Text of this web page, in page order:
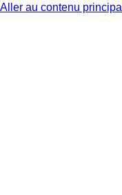
Aller au contenu principal